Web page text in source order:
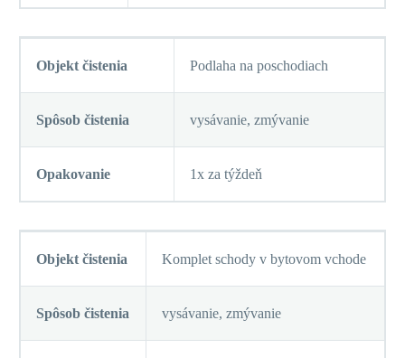
Objekt čistenia Podlaha na poschodiach
Spôsob čistenia vysávanie, zmývanie
Opakovanie 1x za týždeň
Objekt čistenia Komplet schody v bytovom vchode
Spôsob čistenia vysávanie, zmývanie